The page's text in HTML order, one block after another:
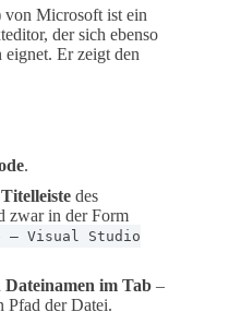
Microsoft ist ein
der sich ebenso
Er zeigt den
.
Titelleiste des
zwar in der Form
– Visual Studio
Dateinamen im Tab –
Pfad der Datei.